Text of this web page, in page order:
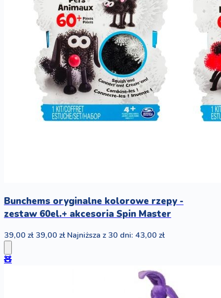
Bunchems oryginalne kolorowe rzepy -
zestaw 60el.+ akcesoria Spin Master
39,00 zł 39,00 zł Najniższa z 30 dni: 43,00 zł
🧸